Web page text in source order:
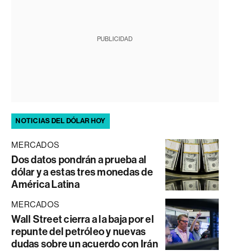
PUBLICIDAD
NOTICIAS DEL DÓLAR HOY
MERCADOS
Dos datos pondrán a prueba al
dólar y a estas tres monedas de
América Latina
MERCADOS
Wall Street cierra a la baja por el
repunte del petróleo y nuevas
dudas sobre un acuerdo con Irán